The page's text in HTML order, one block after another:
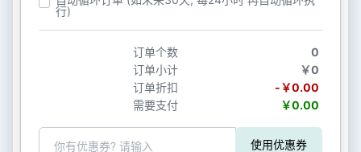
行)
订单个数
0
订单小计
￥0
订单折扣
-￥0.00
需要支付
￥0.00
使用优惠券